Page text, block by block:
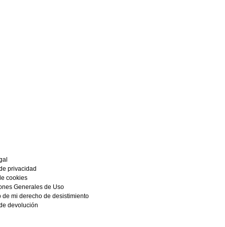
privacidad
cookies
Generales de Uso
de mi derecho de desistimiento
devolución